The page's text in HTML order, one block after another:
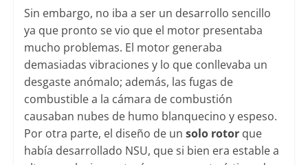
Sin embargo, no iba a ser un desarrollo sencillo
ya que pronto se vio que el motor presentaba
mucho problemas. El motor generaba
demasiadas vibraciones y lo que conllevaba un
desgaste anómalo; además, las fugas de
combustible a la cámara de combustión
causaban nubes de humo blanquecino y espeso.
Por otra parte, el diseño de un solo rotorque
había desarrollado NSU, que si bien era estable a